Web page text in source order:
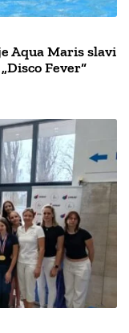
Aqua Maris slavi
Fever“